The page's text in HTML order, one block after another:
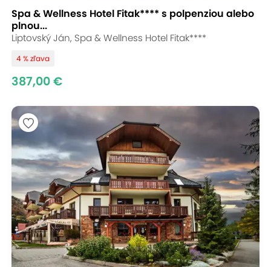
Spa & Wellness Hotel Fitak**** s polpenziou alebo
plnou...
Liptovský Ján, Spa & Wellness Hotel Fitak****
4 % zľava
387,00 €